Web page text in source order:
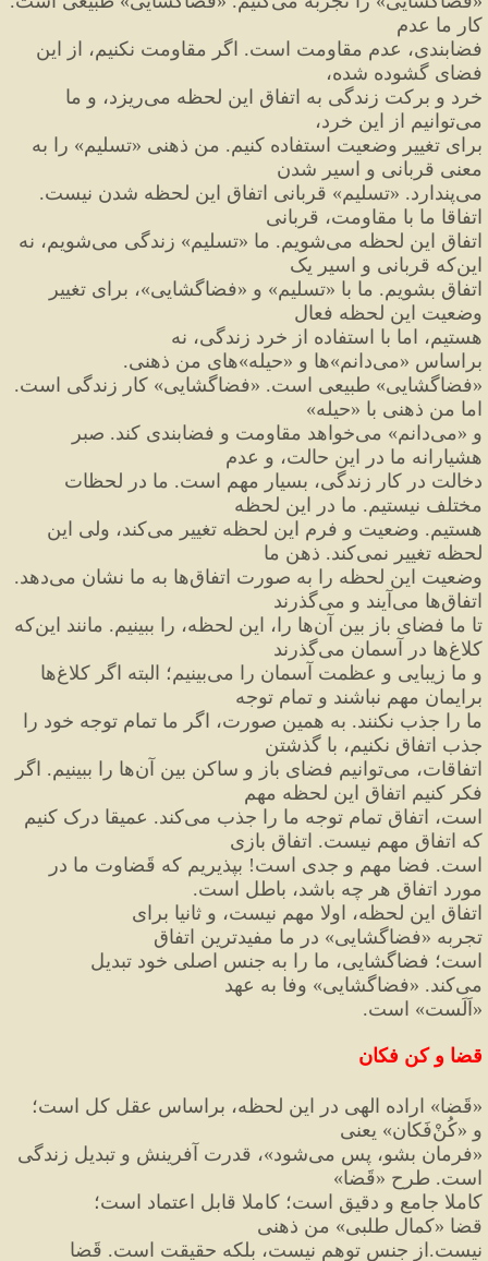
کار ما عدم
فضای گشوده شده،
خرد و برکت زندگی به اتفاق این لحظه می
میتوانیم از این خرد،
برای تغییر وضعیت استفاده کنیم. من ذهنی «تسلیم»
معنی قربانی و اسیر شدن
میپندارد. «تسلیم»
اتفاقا ما با مقاومت، قربانی
اتفاق این لحظه میشویم. ما «تسلیم» زندگی می
اینکه قربانی و اسیر یک
اتفاق بشویم. ما با «تسلیم» و «فضاگشایی»
وضعیت این لحظه فعال
براساس «میدانم»ها و «حیله»‌های من ذهنی.
«فضاگشایی» طبیعی است. «فضاگشایی»
اما من ذهنی با «حیله‌»
و «میدانم» می
هشیارانه ما در این حالت، و عدم
مختلف نیستیم. ما در این لحظه
هستیم. وضعیت و فرم این لحظه تغییر می
لحظه تغییر نمیکند. ذهن ما
وضعیت این لحظه را به صورت اتفاقها به ما نشان می
اتفاقها میآیند و میگذرند
تا ما فضای باز بین آنها را، این لحظه، را ببینیم. مانند این
کلاغها در آسمان میگذرند
و ما زیبایی و عظمت آسمان را میبینیم؛ البته اگر کلاغ
برایمان مهم نباشند و تمام توجه
جذب اتفاق نکنیم، با گذشتن
اتفاقات، میتوانیم فضای باز و ساکن بین آن
فکر کنیم اتفاق این لحظه مهم
است، اتفاق تمام توجه ما را جذب می
که اتفاق مهم نیست. اتفاق بازی
است. فضا مهم و جدی است!
مورد اتفاق هر چه باشد، باطل است.
تجربه «فضاگشایی» در ما مفیدترین اتفاق
میکند. «فضاگشایی» وفا به عهد
«اَلَست» است.
قضا و کن فکان
«قَضا»
و «کُنْفَکان» یعنی
«فرمان بشو، پس میشود»
است. طرح «قَضا»
قضا «کمال طلبی» من ذهنی